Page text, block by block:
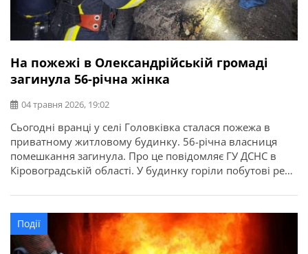
На пожежі в Олександрійській громаді
загинула 56-річна жінка
04 травня 2026, 19:02
Сьогодні вранці у селі Головківка сталася пожежа в
приватному житловому будинку. 56-річна власниця
помешкання загинула. Про це повідомляє ГУ ДСНС в
Кіровоградській області. У будинку горіли побутові речі
Події